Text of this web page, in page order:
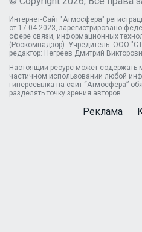
Интернет-Сайт "Атмосфера"
от 17.04.2023, зарегистрировано
сфере связи, информационных
(Роскомнадзор). Учредитель: ООО
редактор: Негреев Дмитрий
Настоящий ресурс может содержать
частичном использовании любой
гиперссылка на сайт “Атмосфера”
разделять точку зрения авторов.
Реклама